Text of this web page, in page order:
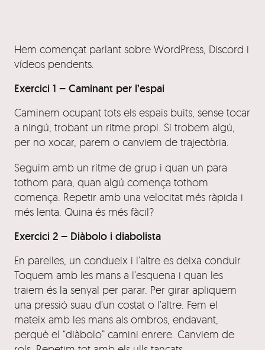
Hem començat parlant sobre WordPress, Discord i
vídeos pendents.
Exercici 1 – Caminant per l’espai
Caminem ocupant tots els espais buits, sense tocar
a ningú, trobant un ritme propi. Si trobem algú,
per no xocar, parem o canviem de trajectòria.
Seguim amb un ritme de grup i quan un para
tothom para, quan algú comença tothom
comença. Repetir amb una velocitat més ràpida i
més lenta. Quina és més fàcil?
Exercici 2 – Diàbolo i diabolista
En parelles, un condueix i l’altre es deixa conduir.
Toquem amb les mans a l’esquena i quan les
traiem és la senyal per parar. Per girar apliquem
una pressió suau d’un costat o l’altre. Fem el
mateix amb les mans als ombros, endavant,
perquè el “diàbolo” camini enrere. Canviem de